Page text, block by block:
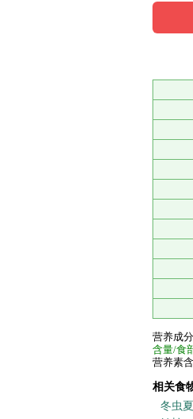
营养成
含量/食
营养素含
相关食
冬虫